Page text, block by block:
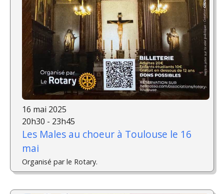
16 mai 2025
20h30 - 23h45
Les Males au choeur à Toulouse le 16
mai
Organisé par le Rotary.